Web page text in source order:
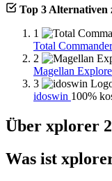
Top 3 Alternativen
1
Total
2
Magellan
3
idoswin 100%
Über xplorer 2
Was ist